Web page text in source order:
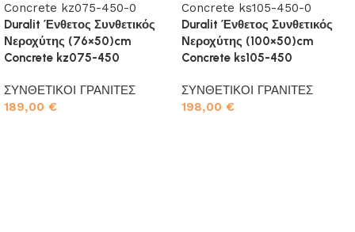
Duralit Ένθετος Συνθετικός
Νεροχύτης (76×50)cm
Concrete kz075-450
ΣΥΝΘΕΤΙΚΟΙ ΓΡΑΝΙΤΕΣ
189,00 €
Duralit Ένθετος Συνθετικός
Νεροχύτης (100×50)cm
Concrete ks105-450
ΣΥΝΘΕΤΙΚΟΙ ΓΡΑΝΙΤΕΣ
198,00 €